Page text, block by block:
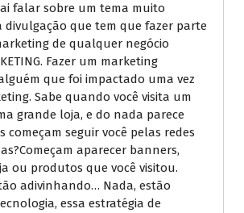
falar sobre um tema muito
que tem que fazer parte
de qualquer negócio
Fazer um marketing
que foi impactado uma vez
Sabe quando você visita um
grande loja, e do nada parece
começam seguir você pelas redes
aparecer banners,
ou produtos que você visitou.
adivinhando… Nada, estão
essa estratégia de